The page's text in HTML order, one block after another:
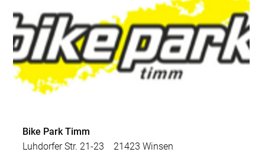
Bike Park Timm
Luhdorfer Str. 21-23 21423 Winsen